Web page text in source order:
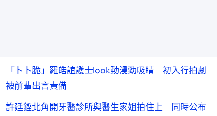
「卜卜脆」羅皓誼護士look動漫勁吸睛 初入行拍劇
被前輩出言責備
許廷鏗北角開牙醫診所與醫生家姐拍住上 同時公布